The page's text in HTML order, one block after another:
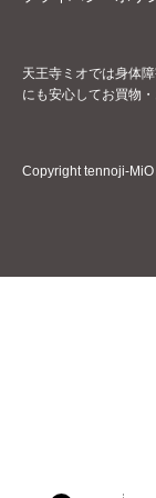
天王寺ミオでは身体
にも安心してお買物
Copyright tennoji-